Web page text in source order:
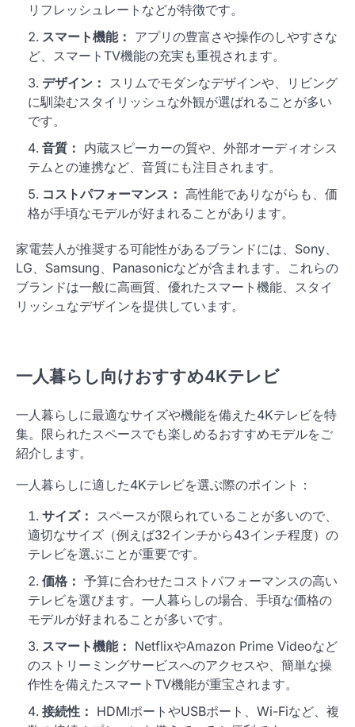
リフレッシュレートなどが特徴です。
スマート機能： アプリの豊富さや操作のしやすさな
ど、スマートTV機能の充実も重視されます。
デザイン： スリムでモダンなデザインや、リビング
に馴染むスタイリッシュな外観が選ばれることが多い
です。
音質： 内蔵スピーカーの質や、外部オーディオシス
テムとの連携など、音質にも注目されます。
コストパフォーマンス： 高性能でありながらも、価
格が手頃なモデルが好まれることがあります。
家電芸人が推奨する可能性があるブランドには、Sony、
LG、Samsung、Panasonicなどが含まれます。これらの
ブランドは一般に高画質、優れたスマート機能、スタイ
リッシュなデザインを提供しています。
一人暮らし向けおすすめ4Kテレビ
一人暮らしに最適なサイズや機能を備えた4Kテレビを特
集。限られたスペースでも楽しめるおすすめモデルをご
紹介します。
一人暮らしに適した4Kテレビを選ぶ際のポイント：
サイズ：
スペースが限られていることが多いので、
適切なサイズ（例えば32インチから43インチ程度）の
テレビを選ぶことが重要です。
価格： 予算に合わせたコストパフォーマンスの高い
テレビを選びます。一人暮らしの場合、手頃な価格の
モデルが好まれることが多いです。
スマート機能： NetflixやAmazon Prime Videoなど
のストリーミングサービスへのアクセスや、簡単な操
作性を備えたスマートTV機能が重宝されます。
接続性： HDMIポートやUSBポート、Wi-Fiなど、複